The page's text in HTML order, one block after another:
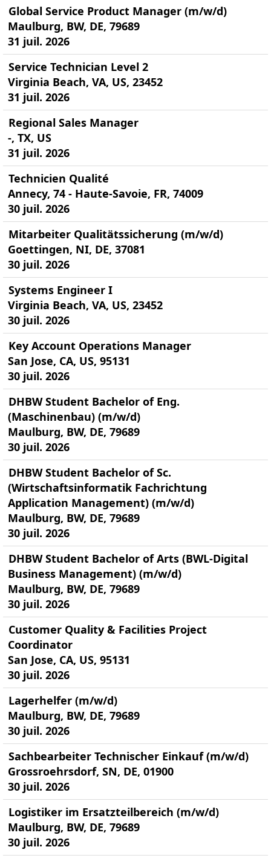
Global Service Product Manager (m/w/d)
Maulburg, BW, DE, 79689
31 juil. 2026
Service Technician Level 2
Virginia Beach, VA, US, 23452
31 juil. 2026
Regional Sales Manager
-, TX, US
31 juil. 2026
Technicien Qualité
Annecy, 74 - Haute-Savoie, FR, 74009
30 juil. 2026
Mitarbeiter Qualitätssicherung (m/w/d)
Goettingen, NI, DE, 37081
30 juil. 2026
Systems Engineer I
Virginia Beach, VA, US, 23452
30 juil. 2026
Key Account Operations Manager
San Jose, CA, US, 95131
30 juil. 2026
DHBW Student Bachelor of Eng.
(Maschinenbau) (m/w/d)
Maulburg, BW, DE, 79689
30 juil. 2026
DHBW Student Bachelor of Sc.
(Wirtschaftsinformatik Fachrichtung
Application Management) (m/w/d)
Maulburg, BW, DE, 79689
30 juil. 2026
DHBW Student Bachelor of Arts (BWL-Digital
Business Management) (m/w/d)
Maulburg, BW, DE, 79689
30 juil. 2026
Customer Quality & Facilities Project
Coordinator
San Jose, CA, US, 95131
30 juil. 2026
Lagerhelfer (m/w/d)
Maulburg, BW, DE, 79689
30 juil. 2026
Sachbearbeiter Technischer Einkauf (m/w/d)
Grossroehrsdorf, SN, DE, 01900
30 juil. 2026
Logistiker im Ersatzteilbereich (m/w/d)
Maulburg, BW, DE, 79689
30 juil. 2026